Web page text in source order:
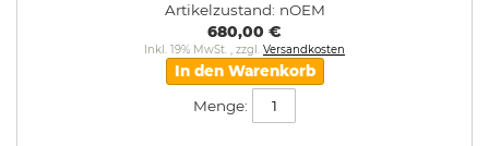
Artikelzustand: nOEM
680,00 €
Inkl. 19% MwSt. , zzgl. Versandkosten
In den Warenkorb
Menge: